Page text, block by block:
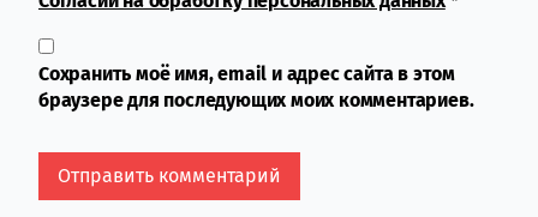
Сохранить моё имя, email и адрес сайта в этом
браузере для последующих моих комментариев.